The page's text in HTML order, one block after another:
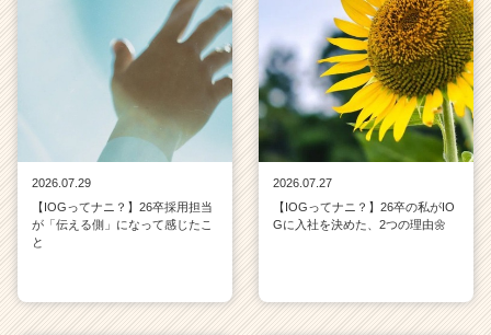
2026.07.29
【IOGってナニ？】26卒採用担当
が「伝える側」になって感じたこ
と
2026.07.27
【IOGってナニ？】26卒の私がIO
Gに入社を決めた、2つの理由🌼